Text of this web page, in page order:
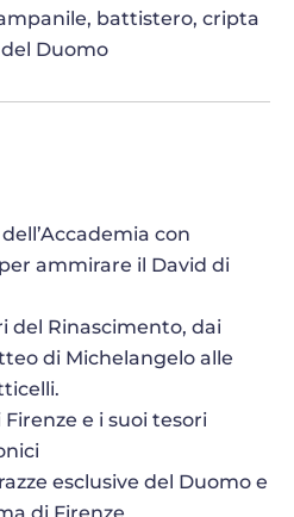
battistero, cripta
del Duomo
con
ammirare il David di
del Rinascimento, dai
di Michelangelo alle
e i suoi tesori
esclusive del Duomo e